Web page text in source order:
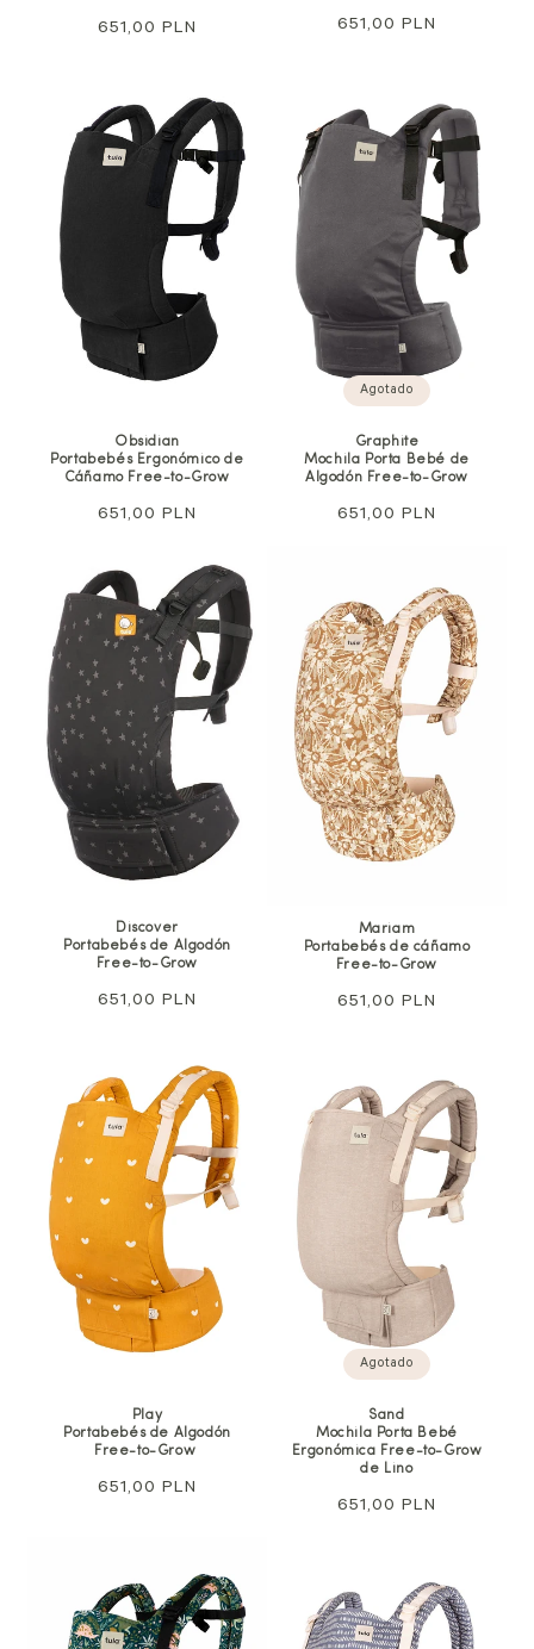
Precio
651,00 PLN
Precio
651,00 PLN
Obsidian
Portabebés Ergonómico de
Cáñamo Free-to-Grow
Precio
651,00 PLN
Agotado
Graphite
Mochila Porta Bebé de
Algodón Free-to-Grow
Precio
651,00 PLN
Discover
Portabebés de Algodón
Free-to-Grow
Precio
651,00 PLN
Mariam
Portabebés de cáñamo
Free-to-Grow
Precio
651,00 PLN
Play
Portabebés de Algodón
Free-to-Grow
Precio
651,00 PLN
Agotado
Sand
Mochila Porta Bebé
Ergonómica Free-to-Grow
de Lino
Precio
651,00 PLN